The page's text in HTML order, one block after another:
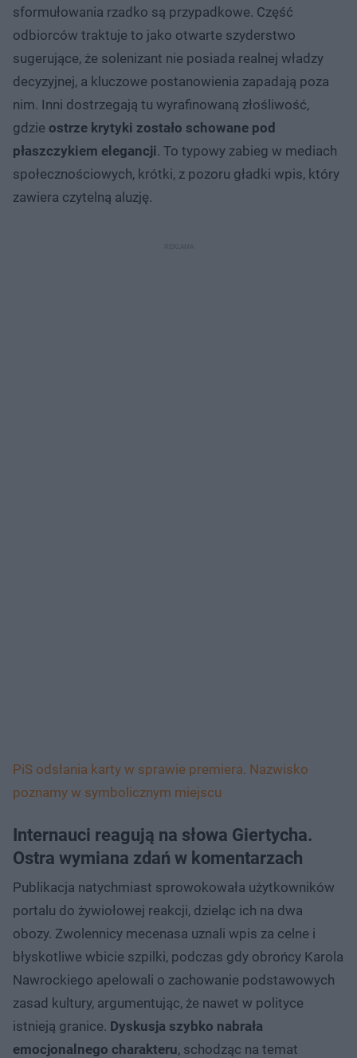
sformułowania rzadko są przypadkowe. Część
odbiorców traktuje to jako otwarte szyderstwo
sugerujące, że solenizant nie posiada realnej władzy
decyzyjnej, a kluczowe postanowienia zapadają poza
nim. Inni dostrzegają tu wyrafinowaną złośliwość,
gdzie ostrze krytyki zostało schowane pod
płaszczykiem elegancji. To typowy zabieg w mediach
społecznościowych, krótki, z pozoru gładki wpis, który
zawiera czytelną aluzję.
PiS odsłania karty w sprawie premiera. Nazwisko
poznamy w symbolicznym miejscu
Internauci reagują na słowa Giertycha.
Ostra wymiana zdań w komentarzach
Publikacja natychmiast sprowokowała użytkowników
portalu do żywiołowej reakcji, dzieląc ich na dwa
obozy. Zwolennicy mecenasa uznali wpis za celne i
błyskotliwe wbicie szpilki, podczas gdy obrońcy Karola
Nawrockiego apelowali o zachowanie podstawowych
zasad kultury, argumentując, że nawet w polityce
istnieją granice. Dyskusja szybko nabrała
emocjonalnego charakteru, schodząc na temat